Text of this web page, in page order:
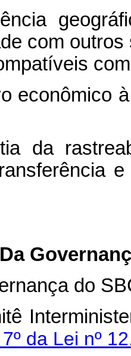
com
econômico
da
Da
do
da Lei nº